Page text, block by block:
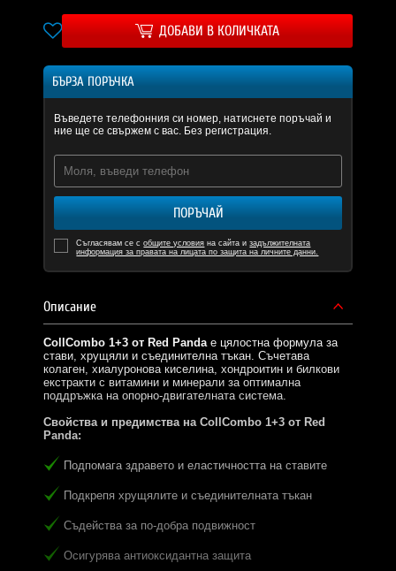
ДОБАВИ В КОЛИЧКАТА
БЪРЗА ПОРЪЧКА
Въведете телефонния си номер, натиснете поръчай и
ние ще се свържем с вас. Без регистрация.
ПОРЪЧАЙ
Съгласявам се собщите условия на сайта изадължителната
информация за правата на лицата по защита на личните данни.
Описание
CollCombo 1+3 от Red Pandaе цялостна формула за
стави, хрущяли и съединителна тъкан. Съчетава
колаген, хиалуронова киселина, хондроитин и билкови
екстракти с витамини и минерали за оптимална
поддръжка на опорно-двигателната система.
Свойства и предимства на CollCombo 1+3 от Red
Panda:
Подпомага здравето и еластичността на ставите
Подкрепя хрущялите и съединителната тъкан
Съдейства за по-добра подвижност
Осигурява антиоксидантна защита